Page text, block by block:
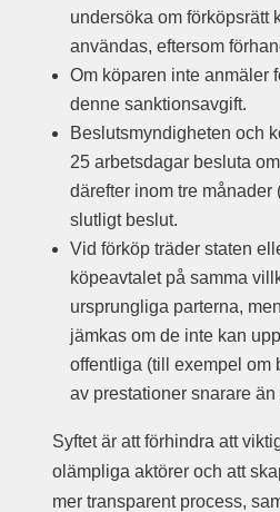
undersöka om förköpsrätt
användas, eftersom
Om köparen inte anmäler
denne sanktionsavgift.
Beslutsmyndigheten och
25 arbetsdagar besluta
därefter inom tre månader
slutligt beslut.
Vid förköp träder staten
köpeavtalet på samma
ursprungliga parterna,
jämkas om de inte kan
offentliga (till exempel om
av prestationer snarare än
Syftet är att förhindra att
olämpliga aktörer och att
mer transparent process,